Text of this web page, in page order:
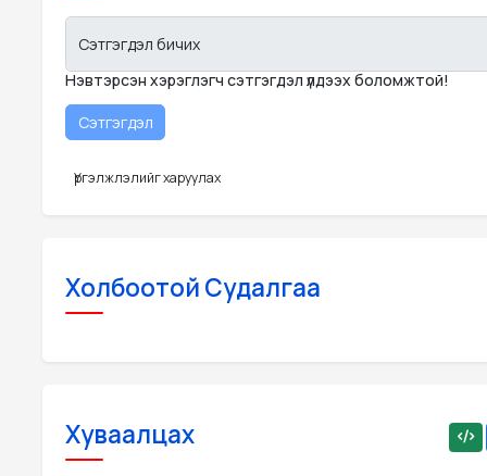
Сэтгэгдэл бичих
Нэвтэрсэн хэрэглэгч сэтгэгдэл үлдээх боломжтой!
Үргэлжлэлийг харуулах
Холбоотой Судалгаа
Хуваалцах